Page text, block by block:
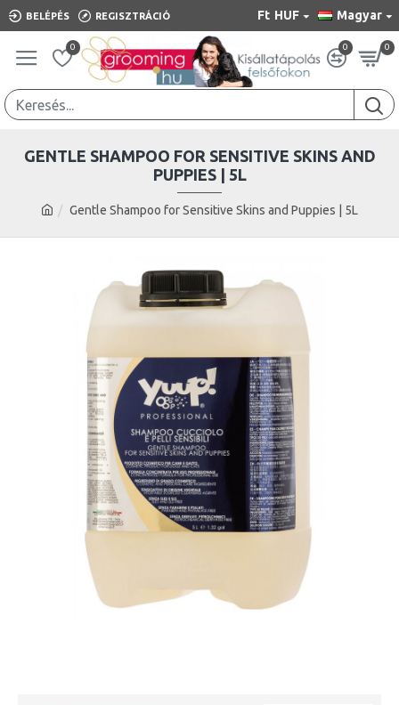
BELÉPÉS REGISZTRÁCIÓ Ft HUF Magyar
0 0 0
Gentle Shampoo for Sensitive Skins and Puppies | 5L
GENTLE SHAMPOO FOR SENSITIVE SKINS AND
PUPPIES | 5L